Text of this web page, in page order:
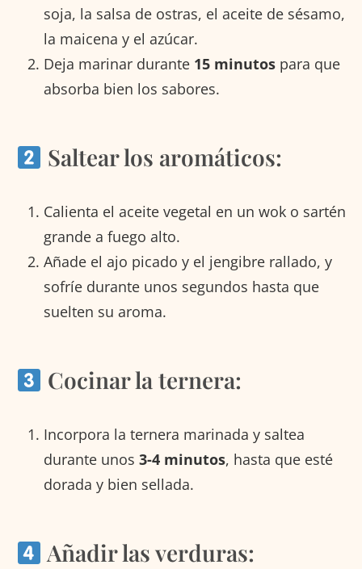
soja, la salsa de ostras, el aceite de sésamo,
la maicena y el azúcar.
Deja marinar durante 15 minutos para que
absorba bien los sabores.
Saltear los aromáticos:
Calienta el aceite vegetal en un wok o sartén
grande a fuego alto.
Añade el ajo picado y el jengibre rallado, y
sofríe durante unos segundos hasta que
suelten su aroma.
Cocinar la ternera:
Incorpora la ternera marinada y saltea
durante unos 3-4 minutos, hasta que esté
dorada y bien sellada.
Añadir las verduras: